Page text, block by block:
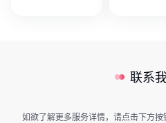
联系
如欲了解更多服务详情，请点击下方